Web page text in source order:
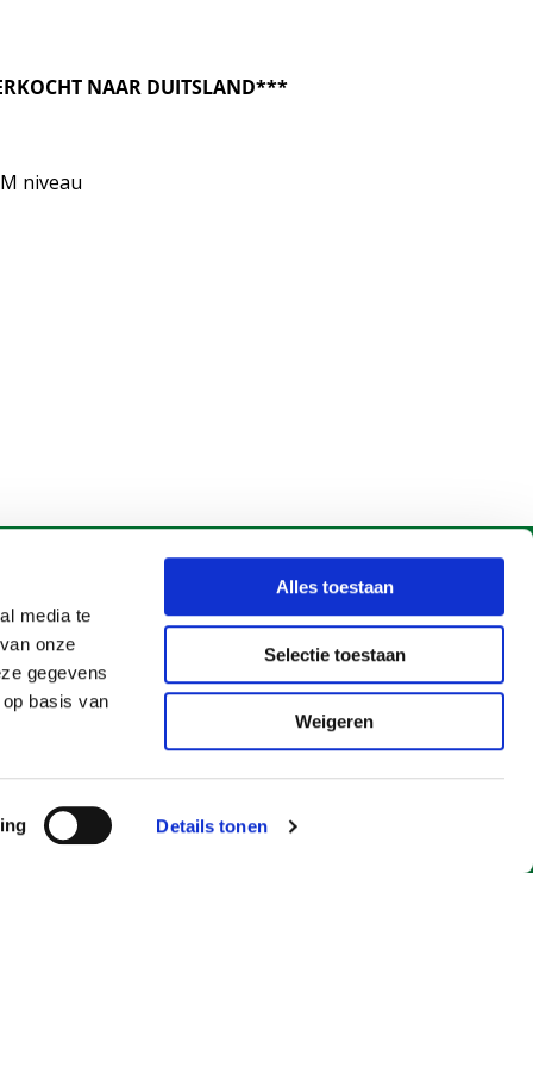
media te
onze
gegevens
basis van
Details tonen
Alles toestaan
Selectie toestaan
Weigeren
NAAR DUITSLAND***
niveau